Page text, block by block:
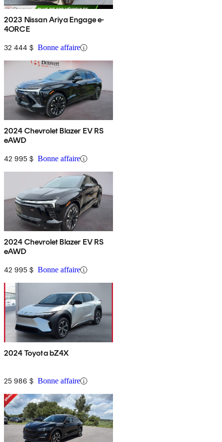
2023 Nissan Ariya Engage e-
4ORCE
32 444 $ Bonne affaire
2024 Chevrolet Blazer EV RS
eAWD
42 995 $ Bonne affaire
2024 Chevrolet Blazer EV RS
eAWD
42 995 $ Bonne affaire
2024 Toyota bZ4X
25 986 $ Bonne affaire